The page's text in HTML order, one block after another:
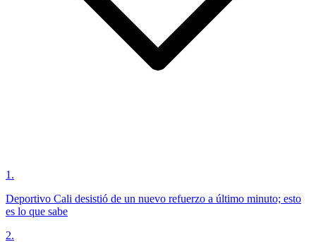
1 .
Deportivo Cali desistió de un nuevo refuerzo a último minuto; esto
es lo que sabe
2.